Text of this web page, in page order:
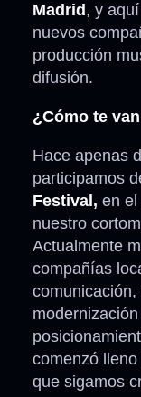
Madrid , y
nuevos
producción
difusión.
¿Cómo te
Hace apenas
participamos
Festival, en el
nuestro
Actualmente
compañías
comenzó
que sigamos